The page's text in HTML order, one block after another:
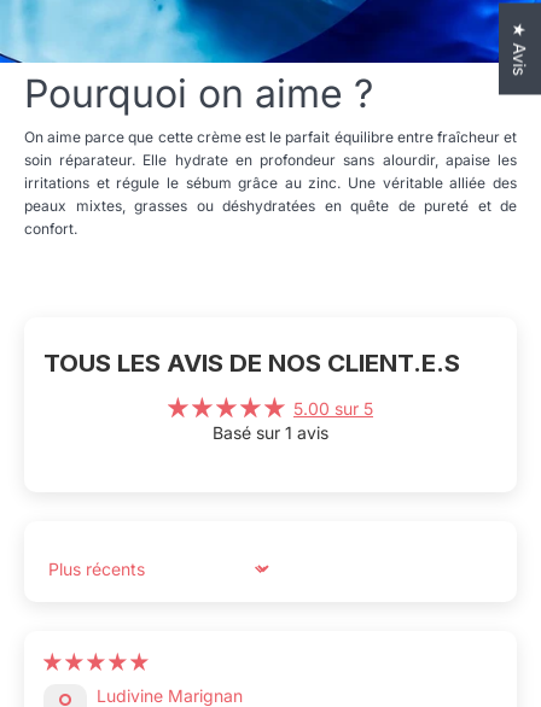
Pourquoi on aime ?
On aime parce que cette crème est le parfait équilibre entre fraîcheur et
soin réparateur. Elle hydrate en profondeur sans alourdir, apaise les
irritations et régule le sébum grâce au zinc. Une véritable alliée des
peaux mixtes, grasses ou déshydratées en quête de pureté et de
confort.
TOUS LES AVIS DE NOS CLIENT.E.S
5.00 sur 5
Basé sur 1 avis
Sort by
Ludivine Marignan
★ Avis